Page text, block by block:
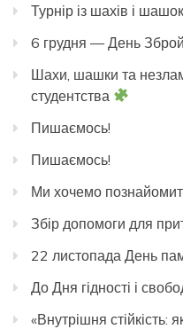
Турнір із шахів і
6 грудня — День
Шахи, шашки та
студентства
Пишаємось!
Пишаємось!
Ми хочемо
Збір допомоги для
22 листопада День
До Дня гідності і
«Внутрішня стійкість: